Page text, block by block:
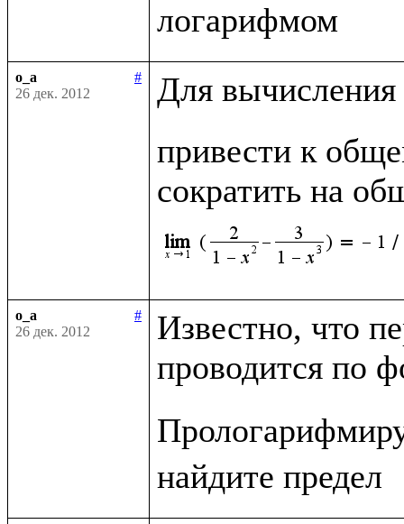
o_a
#
26 дек. 2012
Для
привести к
сократить на
o_a
#
26 дек. 2012
Известно, что
проводится по